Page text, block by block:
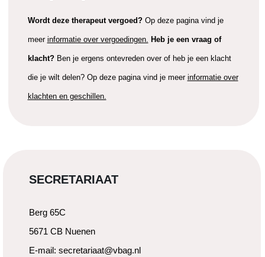
Wordt deze therapeut vergoed?Op deze pagina vind je
meer informatie over vergoedingen. Heb je een vraag of
klacht? Ben je ergens ontevreden over of heb je een klacht
die je wilt delen? Op deze pagina vind je meer informatie over
klachten en geschillen.
SECRETARIAAT
Berg 65C
5671 CB Nuenen
E-mail: secretariaat@vbag.nl